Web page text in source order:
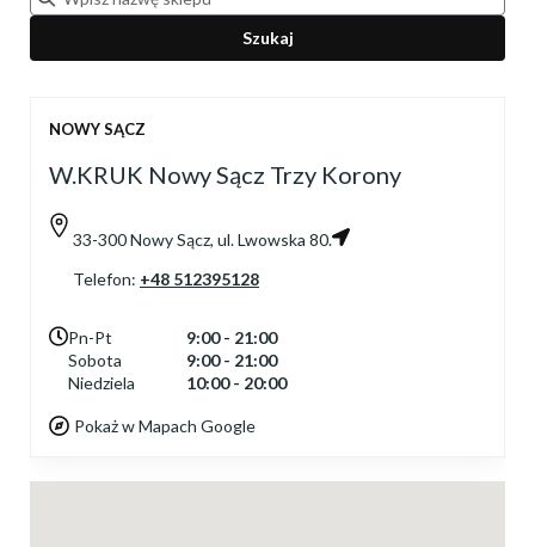
Szukaj
NOWY SĄCZ
W.KRUK Nowy Sącz Trzy Korony
33-300 Nowy Sącz, ul. Lwowska 80.
Telefon: +48 512395128
Pn-Pt
9:00 - 21:00
Sobota
9:00 - 21:00
Niedziela
10:00 - 20:00
Pokaż w Mapach Google